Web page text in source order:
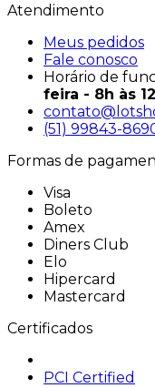
Atendimento
Meus pedidos
Fale conosco
Horário de
feira - 8h às
(51) 99843-
Formas de
Visa
Boleto
Amex
Diners Club
Elo
Hipercard
Mastercard
Certificados
PCI Certified